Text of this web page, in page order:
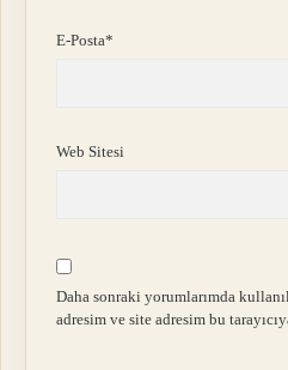
E-Posta*
Web Sitesi
Daha sonraki yorumlarımda
adresim ve site adresim bu